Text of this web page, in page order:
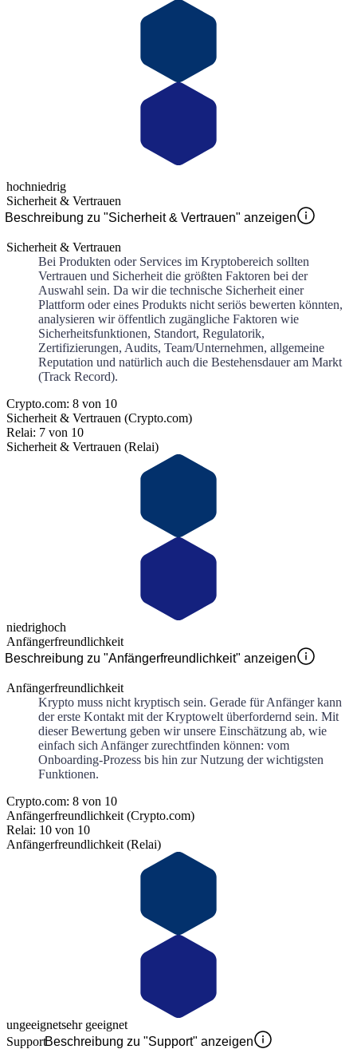
hochniedrig
Sicherheit & Vertrauen
Beschreibung zu "Sicherheit & Vertrauen" anzeigen
Sicherheit & Vertrauen
Bei Produkten oder Services im Kryptobereich sollten
Vertrauen und Sicherheit die größten Faktoren bei der
Auswahl sein. Da wir die technische Sicherheit einer
Plattform oder eines Produkts nicht seriös bewerten könnten,
analysieren wir öffentlich zugängliche Faktoren wie
Sicherheitsfunktionen, Standort, Regulatorik,
Zertifizierungen, Audits, Team/Unternehmen, allgemeine
Reputation und natürlich auch die Bestehensdauer am Markt
(Track Record).
Crypto.com: 8 von 10
Sicherheit & Vertrauen (Crypto.com)
Relai: 7 von 10
Sicherheit & Vertrauen (Relai)
niedrighoch
Anfängerfreundlichkeit
Beschreibung zu "Anfängerfreundlichkeit" anzeigen
Anfängerfreundlichkeit
Krypto muss nicht kryptisch sein. Gerade für Anfänger kann
der erste Kontakt mit der Kryptowelt überfordernd sein. Mit
dieser Bewertung geben wir unsere Einschätzung ab, wie
einfach sich Anfänger zurechtfinden können: vom
Onboarding-Prozess bis hin zur Nutzung der wichtigsten
Funktionen.
Crypto.com: 8 von 10
Anfängerfreundlichkeit (Crypto.com)
Relai: 10 von 10
Anfängerfreundlichkeit (Relai)
ungeeignetsehr geeignet
SupportBeschreibung zu "Support" anzeigen